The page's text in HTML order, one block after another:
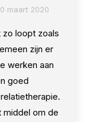
maart 2020
zo loopt zoals
zijn er
werken aan
goed
middel om de